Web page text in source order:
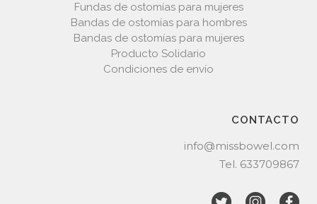
Fundas de ostomías para mujeres
Bandas de ostomías para hombres
Bandas de ostomías para mujeres
Producto Solidario
Condiciones de envío
CONTACTO
info@missbowel.com
Tel. 633709867